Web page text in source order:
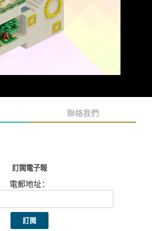
聯絡我們
訂閱電子報
電郵地址：